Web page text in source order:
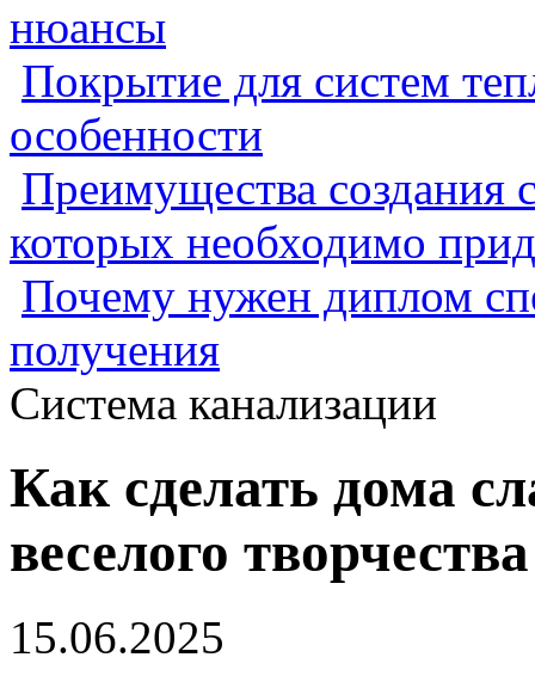
нюансы
Покрытие для систем
особенности
Преимущества создания
которых необходимо
Почему нужен диплом
получения
Система канализации
Как сделать дома
веселого творчества
15.06.2025